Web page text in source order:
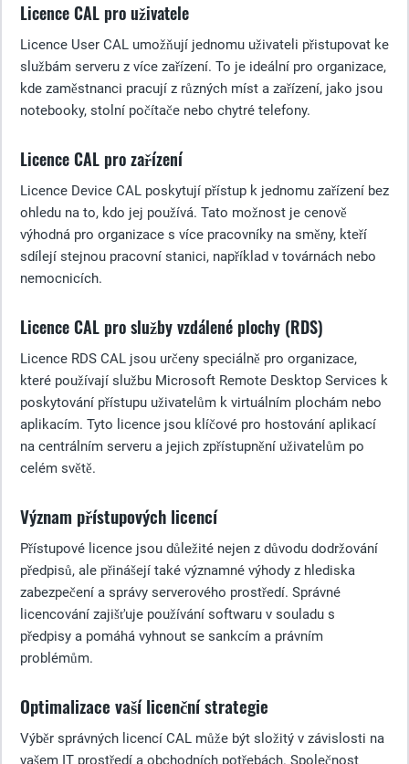
Licence CAL pro uživatele
Licence User CAL umožňují jednomu uživateli přistupovat ke
službám serveru z více zařízení. To je ideální pro organizace,
kde zaměstnanci pracují z různých míst a zařízení, jako jsou
notebooky, stolní počítače nebo chytré telefony.
Licence CAL pro zařízení
Licence Device CAL poskytují přístup k jednomu zařízení bez
ohledu na to, kdo jej používá. Tato možnost je cenově
výhodná pro organizace s více pracovníky na směny, kteří
sdílejí stejnou pracovní stanici, například v továrnách nebo
nemocnicích.
Licence CAL pro služby vzdálené plochy (RDS)
Licence RDS CAL jsou určeny speciálně pro organizace,
které používají službu Microsoft Remote Desktop Services k
poskytování přístupu uživatelům k virtuálním plochám nebo
aplikacím. Tyto licence jsou klíčové pro hostování aplikací
na centrálním serveru a jejich zpřístupnění uživatelům po
celém světě.
Význam přístupových licencí
Přístupové licence jsou důležité nejen z důvodu dodržování
předpisů, ale přinášejí také významné výhody z hlediska
zabezpečení a správy serverového prostředí. Správné
licencování zajišťuje používání softwaru v souladu s
předpisy a pomáhá vyhnout se sankcím a právním
problémům.
Optimalizace vaší licenční strategie
Výběr správných licencí CAL může být složitý v závislosti na
vašem IT prostředí a obchodních potřebách. Společnost